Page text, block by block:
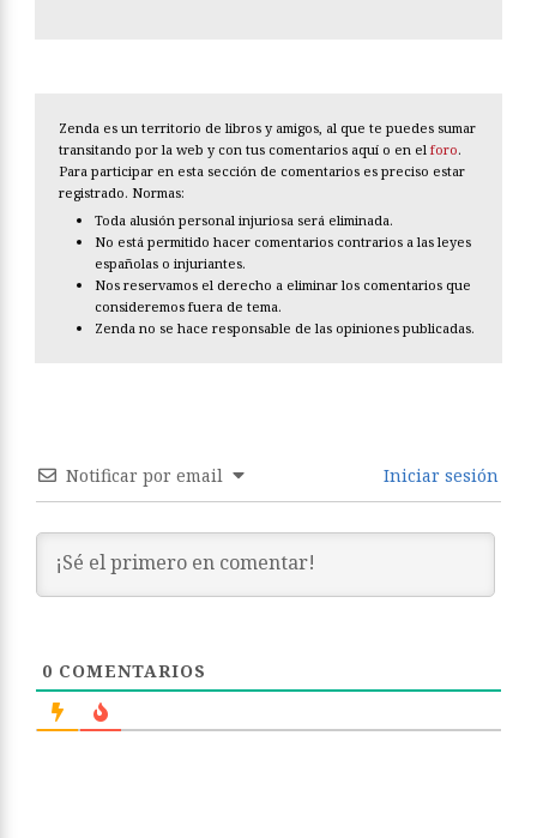
Zenda es un territorio de libros y amigos, al que te puedes sumar
transitando por la web y con tus comentarios aquí o en el foro.
Para participar en esta sección de comentarios es preciso estar
registrado. Normas:
Toda alusión personal injuriosa será eliminada.
No está permitido hacer comentarios contrarios a las leyes
españolas o injuriantes.
Nos reservamos el derecho a eliminar los comentarios que
consideremos fuera de tema.
Zenda no se hace responsable de las opiniones publicadas.
Notificar por email Iniciar sesión
0 COMENTARIOS